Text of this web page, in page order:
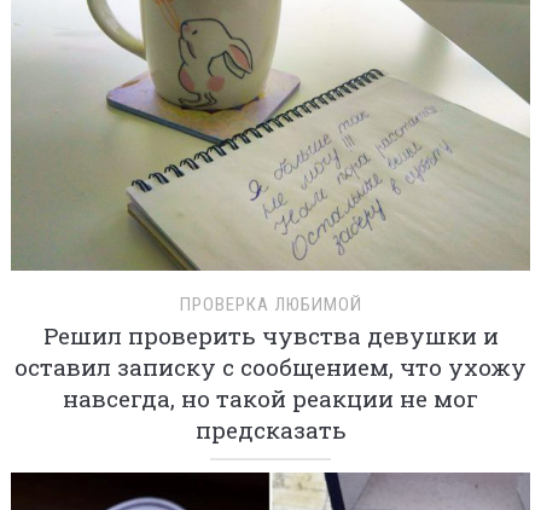
ПРОВЕРКА ЛЮБИМОЙ
Решил проверить чувства девушки и
оставил записку с сообщением, что ухожу
навсегда, но такой реакции не мог
предсказать